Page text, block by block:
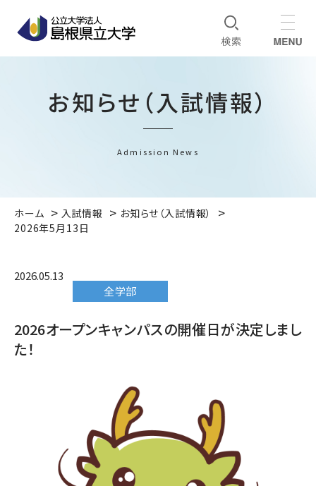
お知らせ（入試情報）
Admission News
ホーム 入試情報
お知らせ（入試情報）
2026年5月13日
2026.05.13
全学部
2026オープンキャンパスの開催日が決定しまし
た！